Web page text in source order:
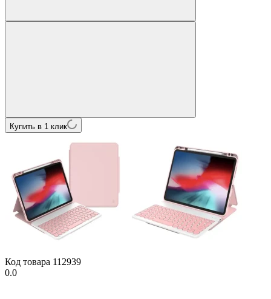
Купить в 1 клик
Код товара 112939
0.0